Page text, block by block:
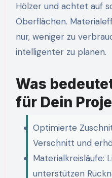
Hölzer und achtet auf
Oberflächen.
nur, weniger zu
intelligenter zu planen.
Was
für Dein
Optimierte
Verschnitt und
Materialkreisläufe:
unterstützen